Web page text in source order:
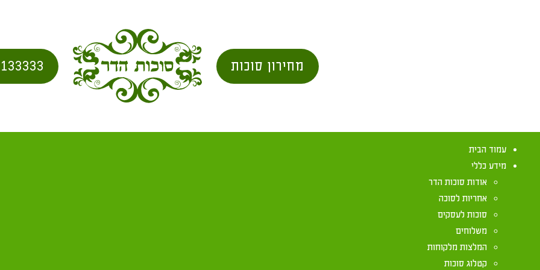
מחירון סוכות
עמוד הבית
מידע כללי
אודות סוכות הדר
אחריות לסוכה
סוכות לעסקים
משלוחים
המלצות מלקוחות
קטלוג סוכותהלכות לבניית סוכה כשרה